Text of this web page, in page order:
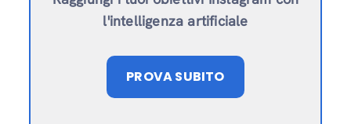
l'intelligenza artificiale
PROVA SUBITO